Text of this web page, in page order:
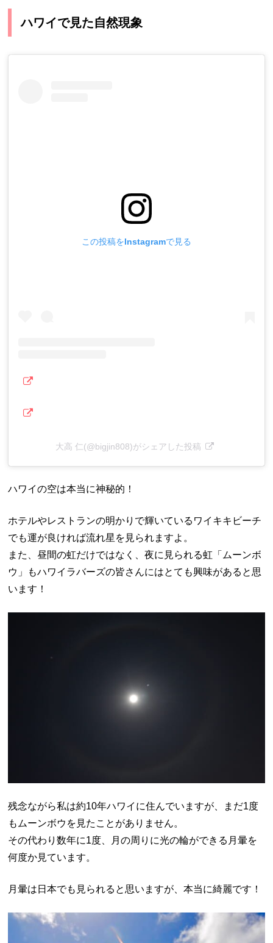
ハワイで見た自然現象
この投稿をInstagramで見る
大高 仁(@bigjin808)がシェアした投稿
ハワイの空は本当に神秘的！
ホテルやレストランの明かりで輝いているワイキキビーチ
でも運が良ければ流れ星を見られますよ。
また、昼間の虹だけではなく、夜に見られる虹「ムーンボ
ウ」もハワイラバーズの皆さんにはとても興味があると思
います！
残念ながら私は約10年ハワイに住んでいますが、まだ1度
もムーンボウを見たことがありません。
その代わり数年に1度、月の周りに光の輪ができる月暈を
何度か見ています。
月暈は日本でも見られると思いますが、本当に綺麗です！